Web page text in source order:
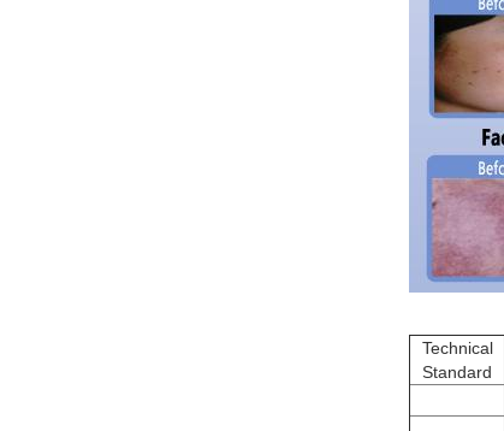
Technical
Standard